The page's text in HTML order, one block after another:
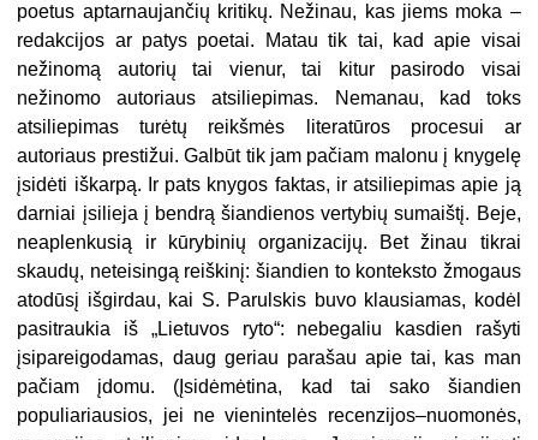
poetus aptarnaujančių kritikų. Nežinau, kas jiems moka –
redakcijos ar patys poetai. Matau tik tai, kad apie visai
nežinomą autorių tai vienur, tai kitur pasirodo visai
nežinomo autoriaus atsiliepimas. Nemanau, kad toks
atsiliepimas turėtų reikšmės literatūros procesui ar
autoriaus prestižui. Galbūt tik jam pačiam malonu į knygelę
įsidėti iškarpą. Ir pats knygos faktas, ir atsiliepimas apie ją
darniai įsilieja į bendrą šiandienos vertybių sumaištį. Beje,
neaplenkusią ir kūrybinių organizacijų. Bet žinau tikrai
skaudų, neteisingą reiškinį: šiandien to konteksto žmogaus
atodūsį išgirdau, kai S. Parulskis buvo klausiamas, kodėl
pasitraukia iš „Lietuvos ryto“: nebegaliu kasdien rašyti
įsipareigodamas, daug geriau parašau apie tai, kas man
pačiam įdomu. (Įsidėmėtina, kad tai sako šiandien
populiariausios, jei ne vienintelės recenzijos–nuomonės,